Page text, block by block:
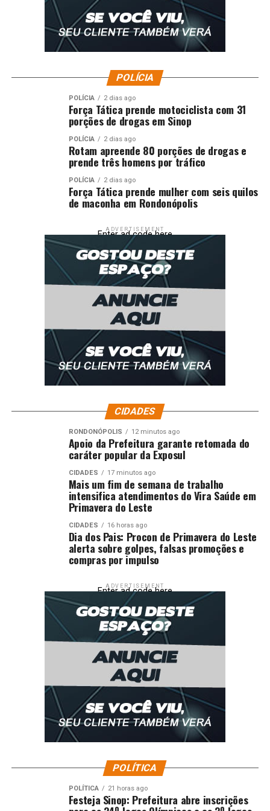
do magistrado Dr. Jamilson Haddad Campos,
representando o Poder Judiciário.
RELATED TOPICS: ADVOGADOS BOTELHO
DEPUTADO
Servidores são capacitados para adoção de novo
sistema de tramitação de projetos legislativos
Orla de Santo Antônio
POLÍCIA
POLÍCIA 2 dias ago
Força Tática prende motociclista com 31
porções de drogas em Sinop
POLÍCIA 2 dias ago
Rotam apreende 80 porções de drogas e
prende três homens por tráfico
POLÍCIA 2 dias ago
Força Tática prende mulher com seis quilos
de maconha em Rondonópolis
ADVERTISEMENT
Enter ad code here
CIDADES
RONDONÓPOLIS 12 minutos ago
Apoio da Prefeitura garante retomada do
caráter popular da Exposul
CIDADES 17 minutos ago
Mais um fim de semana de trabalho
intensifica atendimentos do Vira Saúde em
Primavera do Leste
CIDADES 16 horas ago
Dia dos Pais: Procon de Primavera do Leste
alerta sobre golpes, falsas promoções e
compras por impulso
ADVERTISEMENT
Enter ad code here
POLÍTICA
POLÍTICA 21 horas ago
Festeja Sinop: Prefeitura abre inscrições